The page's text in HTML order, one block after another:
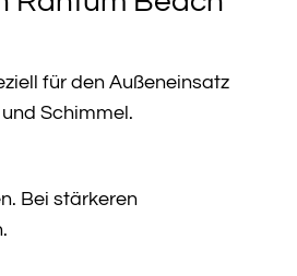
für den Außeneinsatz
Schimmel.
Bei stärkeren